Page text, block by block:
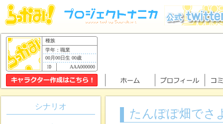
種族
学年：職業
00月00日生 00歳
AAA000000
たんぽぽ畑でさ
シナリオ